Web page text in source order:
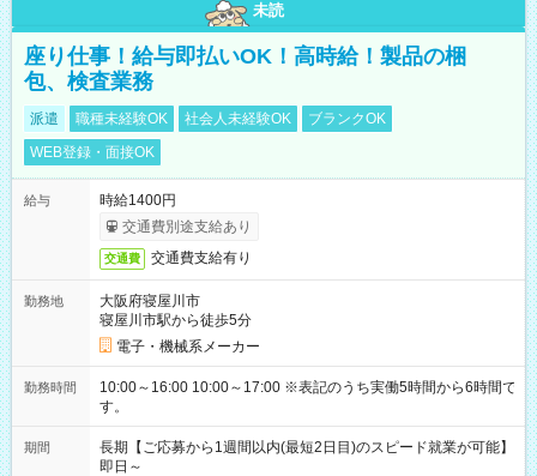
未読
座り仕事！給与即払いOK！高時給！製品の梱
包、検査業務
派遣 職種未経験OK 社会人未経験OK
ブランクOK
WEB登録・面接OK
給与
時給1400円
交通費別途支給あり
交通費 交通費支給有り
勤務地
大阪府寝屋川市
寝屋川市駅から徒歩5分
電子・機械系メーカー
勤務時間
10:00～16:00 10:00～17:00 ※表記のうち実働5時間から6時間で
す。
期間
長期【ご応募から1週間以内(最短2日目)のスピード就業が可能】
即日～